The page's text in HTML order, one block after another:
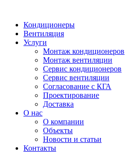
Кондиционеры
Вентиляция
Услуги
Монтаж кондиционеров
Монтаж вентиляции
Сервис кондиционеров
Сервис вентиляции
Согласование с КГА
Проектирование
Доставка
О нас
О компании
Объекты
Новости и статьи
Контакты